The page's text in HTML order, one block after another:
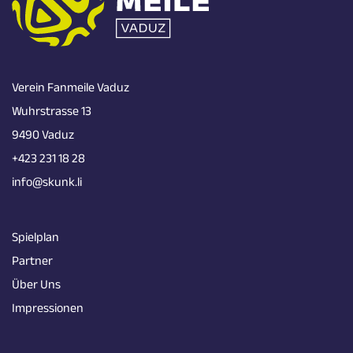
Verein Fanmeile Vaduz
Wuhrstrasse 13
9490 Vaduz
+423 231 18 28
info@skunk.li
Spielplan
Partner
Über Uns
Impressionen